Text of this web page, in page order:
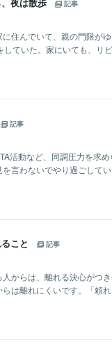
記事
住んでいて、親の門限が
していた。家にいても、リ
記事
活動など、同調圧力を求
言わないでやり過ごして
こと
記事
からは、離れる決心がつ
は離れにくいです。「頼